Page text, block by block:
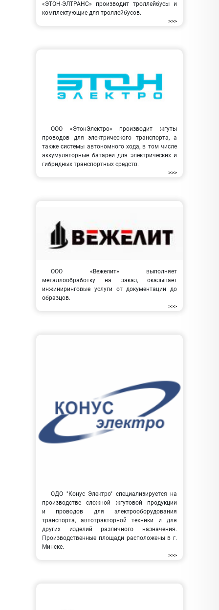
«ЭТОН-ЭЛТРАНС» производит троллейбусы и
комплектующие для троллейбусов.
>>>
ООО «ЭтонЭлектро» производит жгуты
проводов для электрического транспорта, а
также системы автономного хода, в том числе
аккумуляторные батареи для электрических и
гибридных транспортных средств.
>>>
ООО «Вежелит» выполняет
металлообработку на заказ, оказывает
инжиниринговые услуги от документации до
образцов.
>>>
ОДО "Конус Электро" специализируется на
производстве сложной жгутовой продукции
и проводов для электрооборудования
транспорта, автотракторной техники и для
других изделий различного назначения.
Производственные площади расположены в г.
Минске.
>>>